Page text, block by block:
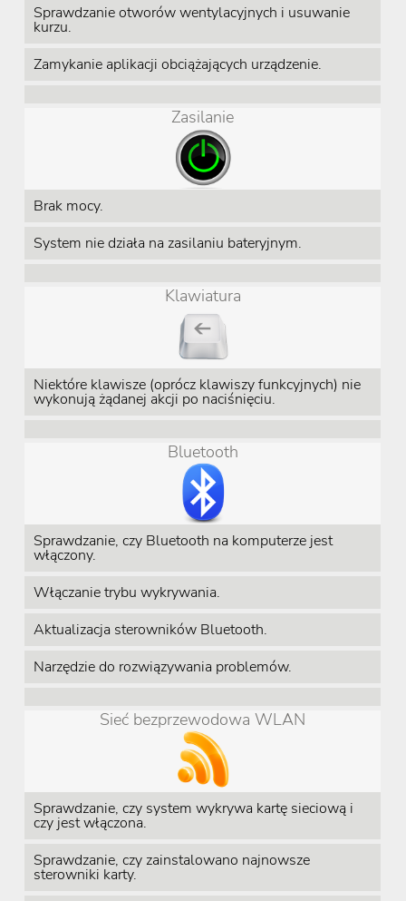
Sprawdzanie otworów wentylacyjnych i usuwanie
kurzu.
Zamykanie aplikacji obciążających urządzenie.
Zasilanie
Brak mocy.
System nie działa na zasilaniu bateryjnym.
Klawiatura
Niektóre klawisze (oprócz klawiszy funkcyjnych) nie
wykonują żądanej akcji po naciśnięciu.
Bluetooth
Sprawdzanie, czy Bluetooth na komputerze jest
włączony.
Włączanie trybu wykrywania.
Aktualizacja sterowników Bluetooth.
Narzędzie do rozwiązywania problemów.
Sieć bezprzewodowa WLAN
Sprawdzanie, czy system wykrywa kartę sieciową i
czy jest włączona.
Sprawdzanie, czy zainstalowano najnowsze
sterowniki karty.